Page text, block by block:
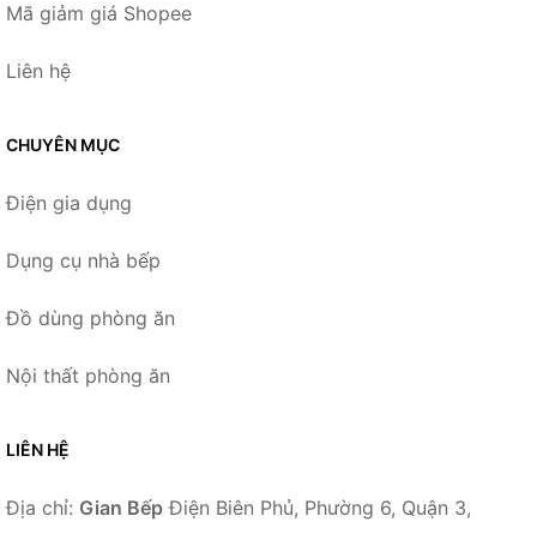
Mã giảm giá Shopee
Liên hệ
CHUYÊN MỤC
Điện gia dụng
Dụng cụ nhà bếp
Đồ dùng phòng ăn
Nội thất phòng ăn
LIÊN HỆ
Địa chỉ: Gian Bếp Điện Biên Phủ, Phường 6, Quận 3,